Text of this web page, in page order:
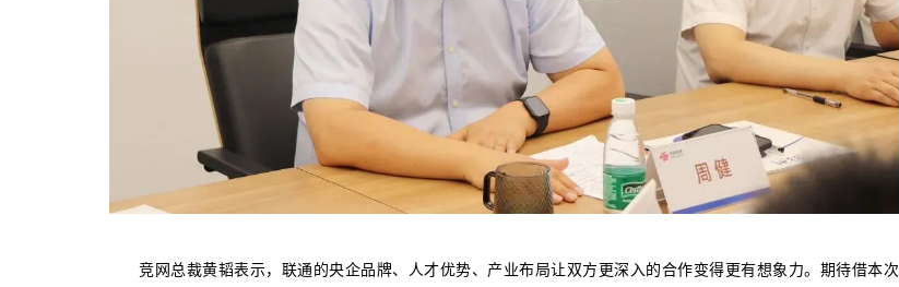
竞网总裁黄韬表示，联通的央企品牌、人才优势、产业布局让双方更深入的合作变得更有想象力。期待借本次